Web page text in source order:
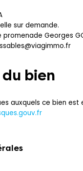
sur demande.
Georges
bien
auxquels ce bien